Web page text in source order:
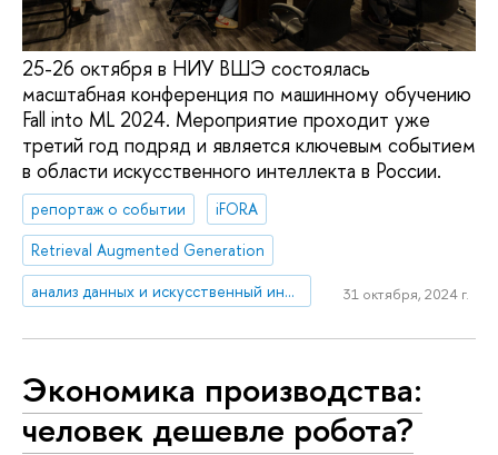
25-26 октября в НИУ ВШЭ состоялась
масштабная конференция по машинному обучению
Fall into ML 2024. Мероприятие проходит уже
третий год подряд и является ключевым событием
в области искусственного интеллекта в России.
репортаж о событии
iFORA
Retrieval Augmented Generation
анализ данных и искусственный интеллект
31 октября, 2024 г.
Экономика производства:
человек дешевле робота?